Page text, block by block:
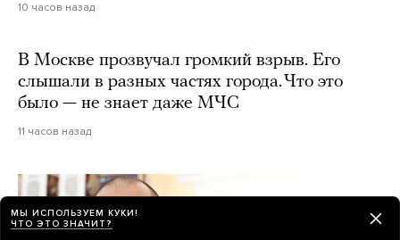
10 часов назад
В Москве прозвучал громкий взрыв. Его
слышали в разных частях города. Что это
было — не знает даже МЧС
11 часов назад
МЫ ИСПОЛЬЗУЕМ КУКИ!
ЧТО ЭТО ЗНАЧИТ?